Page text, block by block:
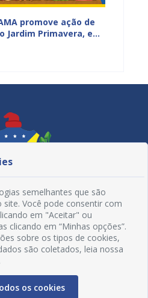
promove ação de
Jardim Primavera, em
Sociais
semelhantes que são
Você pode consentir com
em "Aceitar" ou
clicando em “Minhas opções”.
sobre os tipos de cookies,
são coletados, leia nossa
os cookies